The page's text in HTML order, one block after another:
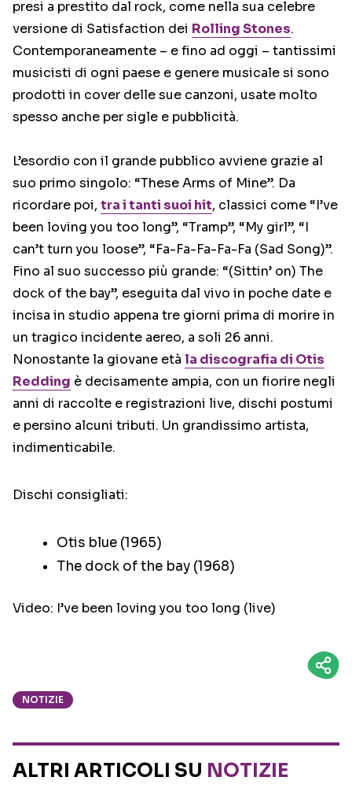
presi a prestito dal rock, come nella sua celebre
versione di Satisfaction dei Rolling Stones.
Contemporaneamente – e fino ad oggi – tantissimi
musicisti di ogni paese e genere musicale si sono
prodotti in cover delle sue canzoni, usate molto
spesso anche per sigle e pubblicità.
L’esordio con il grande pubblico avviene grazie al
suo primo singolo: “These Arms of Mine”. Da
ricordare poi, tra i tanti suoi hit, classici come “I’ve
been loving you too long”, “Tramp”, “My girl”, “I
can’t turn you loose”, “Fa-Fa-Fa-Fa-Fa (Sad Song)”.
Fino al suo successo più grande: “(Sittin’ on) The
dock of the bay”, eseguita dal vivo in poche date e
incisa in studio appena tre giorni prima di morire in
un tragico incidente aereo, a soli 26 anni.
Nonostante la giovane età la discografia di Otis
Redding è decisamente ampia, con un fiorire negli
anni di raccolte e registrazioni live, dischi postumi
e persino alcuni tributi. Un grandissimo artista,
indimenticabile.
Dischi consigliati:
Otis blue (1965)
The dock of the bay (1968)
Video: I’ve been loving you too long (live)
NOTIZIE
ALTRI ARTICOLI SU NOTIZIE